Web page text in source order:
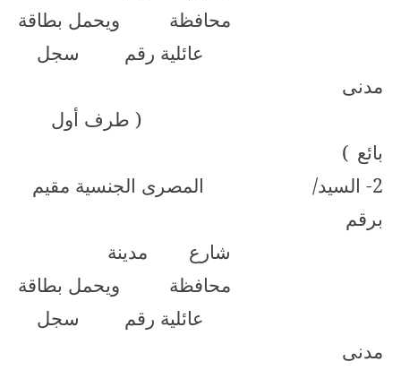
محافظة
ويحمل بطاقة
عائلية رقم
سجل
مدنى
( طرف أول
بائع )
2- السيد/
المصرى الجنسية مقيم
برقم
شارع
مدينة
محافظة
ويحمل بطاقة
عائلية رقم
سجل
مدنى